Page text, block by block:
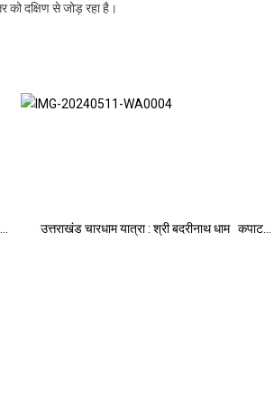
को दक्षिण से जोड़ रहा है।
उत्तराखंड चारधाम यात्रा : श्री बदरीनाथ धाम कपाट…